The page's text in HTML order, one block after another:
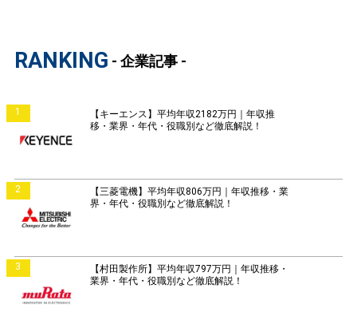
RANKING - 企業記事 -
1
【キーエンス】平均年収2182万円｜年収推
移・業界・年代・役職別など徹底解説！
2
【三菱電機】平均年収806万円｜年収推移・業
界・年代・役職別など徹底解説！
3
【村田製作所】平均年収797万円｜年収推移・
業界・年代・役職別など徹底解説！